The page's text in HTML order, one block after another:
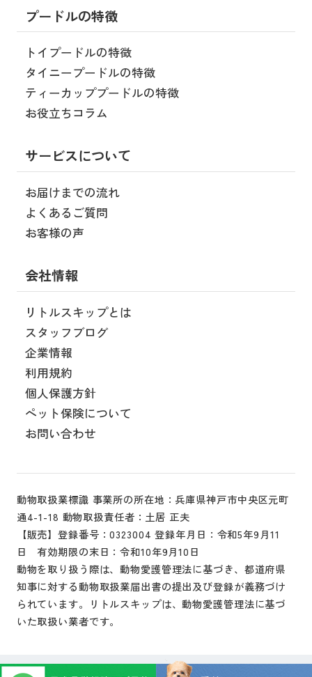
プードルの特徴
トイプードルの特徴
タイニープードルの特徴
ティーカッププードルの特徴
お役立ちコラム
サービスについて
お届けまでの流れ
よくあるご質問
お客様の声
会社情報
リトルスキップとは
スタッフブログ
企業情報
利用規約
個人保護方針
ペット保険について
お問い合わせ
動物取扱業標識 事業所の所在地：兵庫県神戸市中央区元町
通4-1-18 動物取扱責任者：土居 正夫
【販売】登録番号：0323004 登録年月日：令和5年9月11
日 有効期限の末日：令和10年9月10日
動物を取り扱う際は、動物愛護管理法に基づき、都道府県
知事に対する動物取扱業届出書の提出及び登録が義務づけ
られています。リトルスキップは、動物愛護管理法に基づ
いた取扱い業者です。